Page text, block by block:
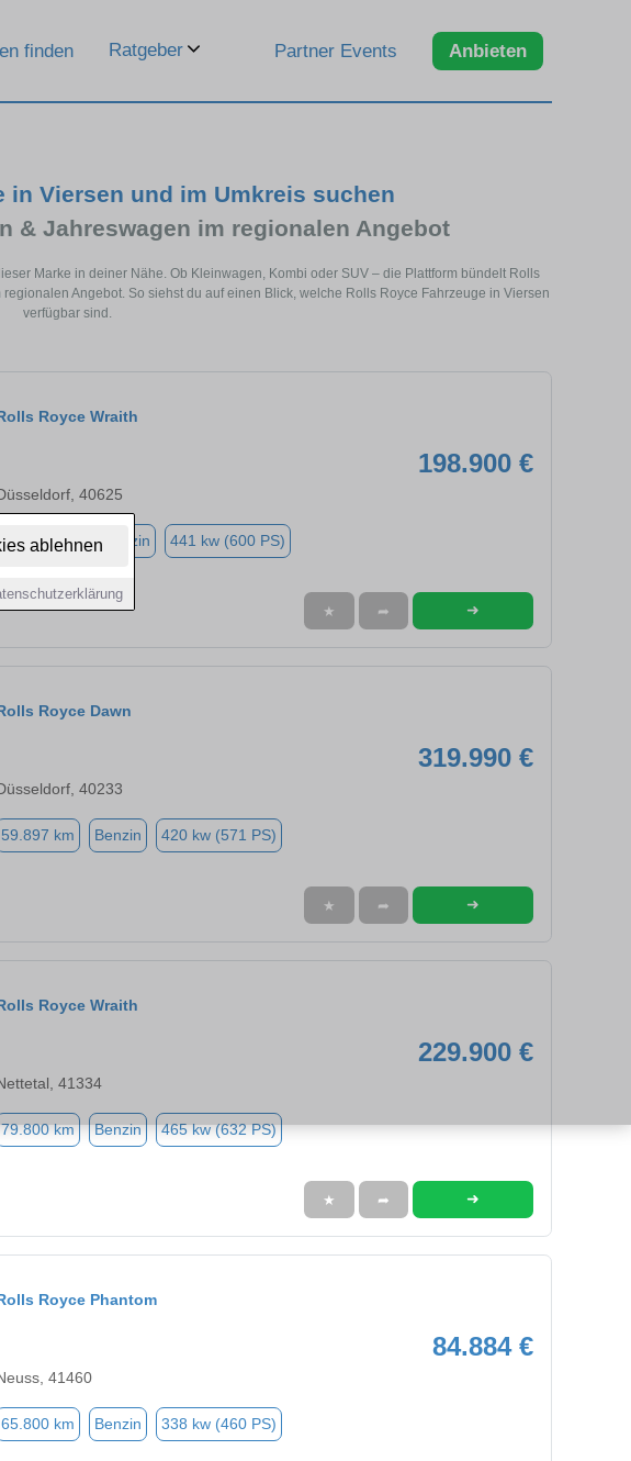
ablehnen
finden Ratgeber Partner Events Anbieten
in Viersen und im Umkreis suchen
& Jahreswagen im regionalen Angebot
Marke in deiner Nähe. Ob Kleinwagen, Kombi oder SUV – die Plattform bündelt Rolls
Angebot. So siehst du auf einen Blick, welche Rolls Royce Fahrzeuge in Viersen
verfügbar sind.
Royce Wraith
198.900 €
40625
108.795 km Benzin 441 kw (600 PS)
★ ➦ ➜
Royce Dawn
319.990 €
40233
59.897 km Benzin 420 kw (571 PS)
★ ➦ ➜
Royce Wraith
229.900 €
41334
79.800 km Benzin 465 kw (632 PS)
★ ➦ ➜
Royce Phantom
84.884 €
41460
65.800 km Benzin 338 kw (460 PS)